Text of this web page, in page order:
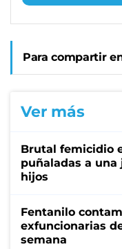
Para compartir
Ver más
Brutal femicidio
puñaladas a
hijos
Fentanilo
exfuncionarias
semana